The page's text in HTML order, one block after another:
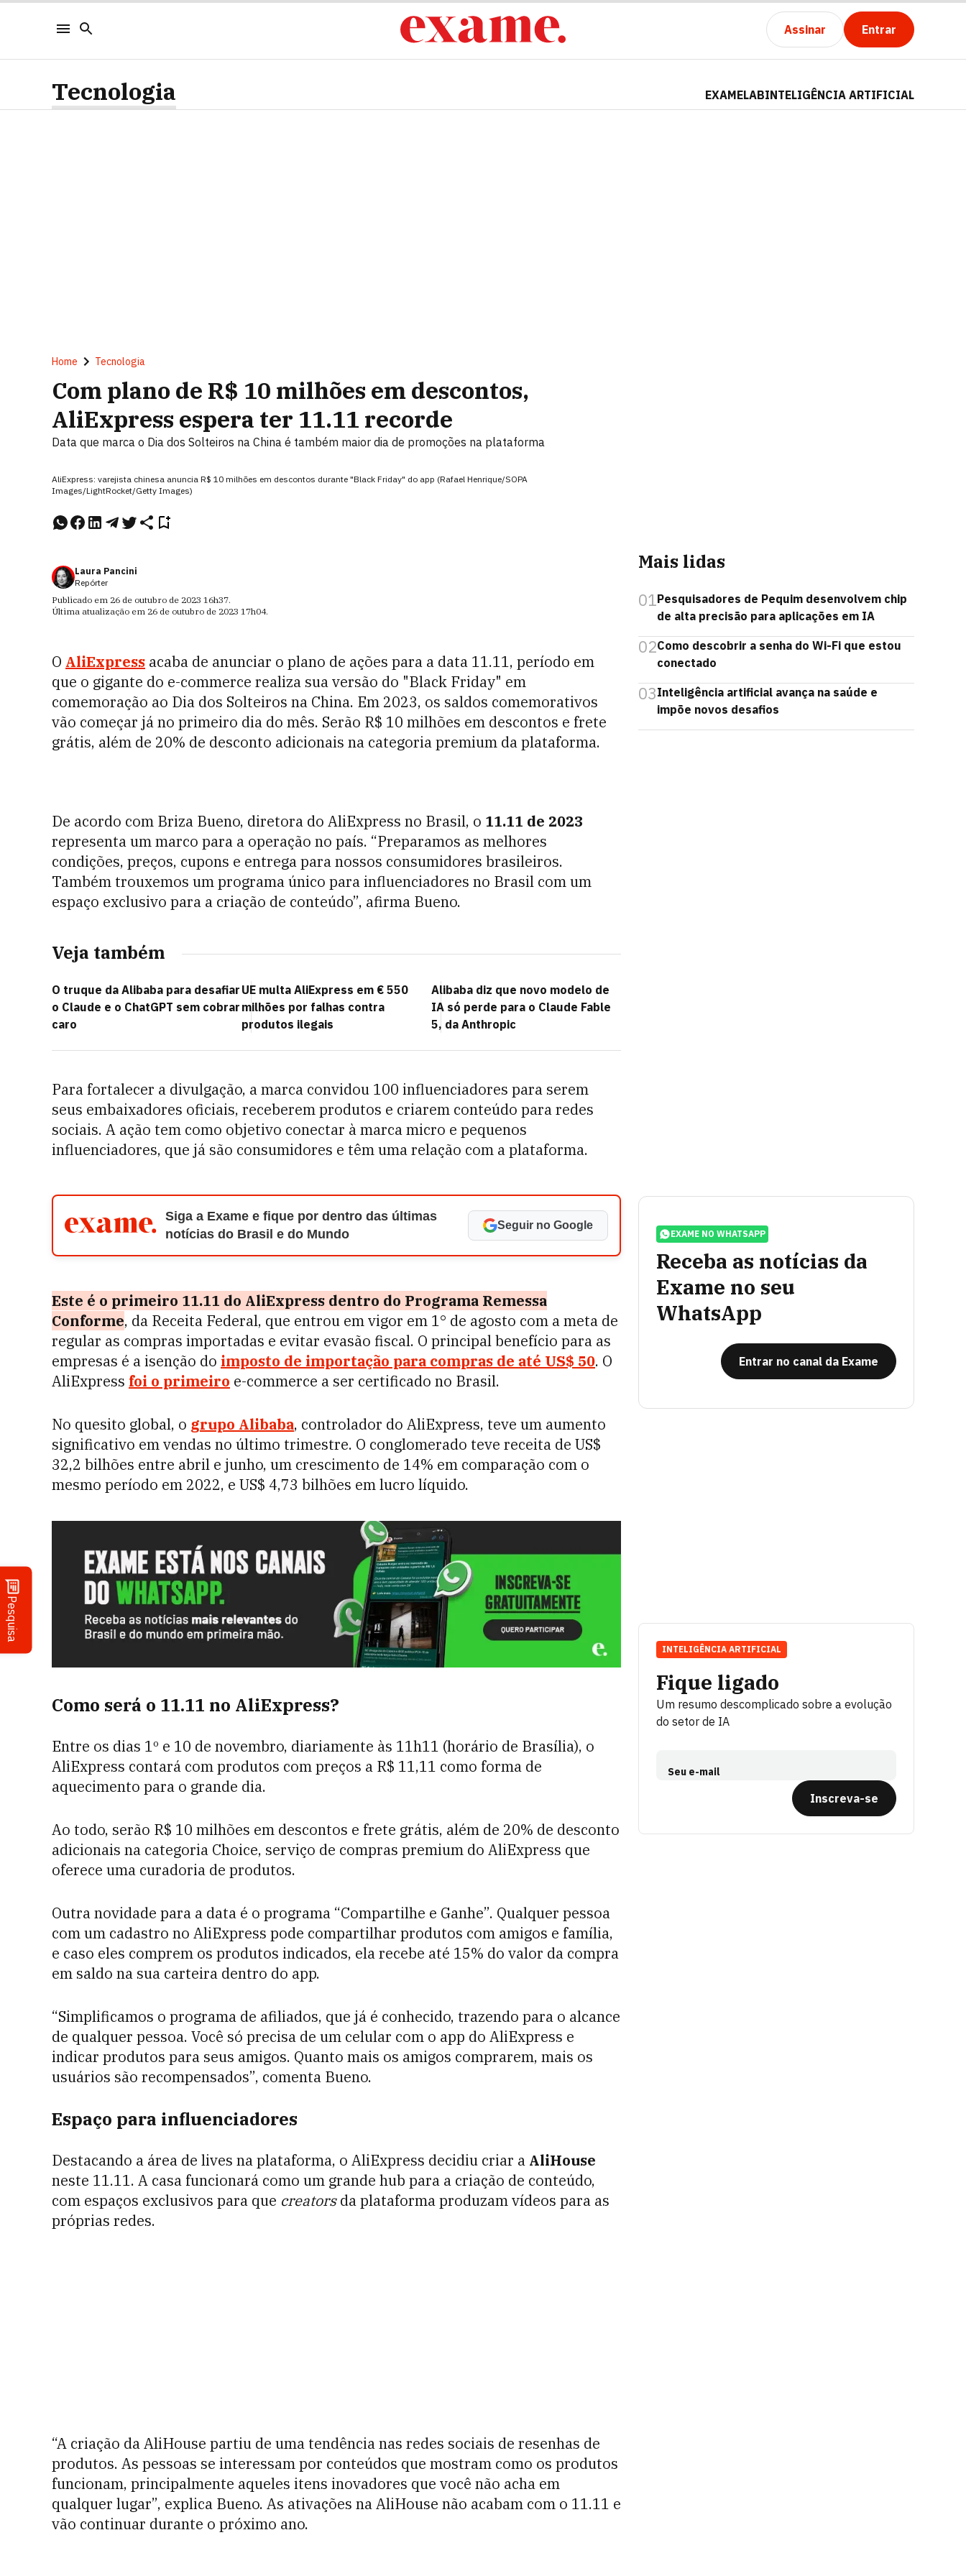
Assinar Entrar
Pesquisa
Tecnologia EXAMELABINTELIGÊNCIA ARTIFICIAL
Home Tecnologia
Com plano de R$ 10 milhões em descontos,
AliExpress espera ter 11.11 recorde
Data que marca o Dia dos Solteiros na China é também maior dia de promoções na plataforma
AliExpress: varejista chinesa anuncia R$ 10 milhões em descontos durante "Black Friday" do app (Rafael Henrique/SOPA
Images/LightRocket/Getty Images)
Laura Pancini
Repórter
Publicado em 26 de outubro de 2023 16h37.
Última atualização em 26 de outubro de 2023 17h04.
O AliExpress acaba de anunciar o plano de ações para a data 11.11, período em
que o gigante do e-commerce realiza sua versão do "Black Friday" em
comemoração ao Dia dos Solteiros na China. Em 2023, os saldos comemorativos
vão começar já no primeiro dia do mês. Serão R$ 10 milhões em descontos e frete
grátis, além de 20% de desconto adicionais na categoria premium da plataforma.
De acordo com Briza Bueno, diretora do AliExpress no Brasil, o 11.11 de 2023
representa um marco para a operação no país. “Preparamos as melhores
condições, preços, cupons e entrega para nossos consumidores brasileiros.
Também trouxemos um programa único para influenciadores no Brasil com um
espaço exclusivo para a criação de conteúdo”, afirma Bueno.
Veja também
O truque da Alibaba para desafiar
o Claude e o ChatGPT sem cobrar
caro
UE multa AliExpress em € 550
milhões por falhas contra
produtos ilegais
Alibaba diz que novo modelo de
IA só perde para o Claude Fable
5, da Anthropic
Para fortalecer a divulgação, a marca convidou 100 influenciadores para serem
seus embaixadores oficiais, receberem produtos e criarem conteúdo para redes
sociais. A ação tem como objetivo conectar à marca micro e pequenos
influenciadores, que já são consumidores e têm uma relação com a plataforma.
Siga a Exame e fique por dentro das últimas
notícias do Brasil e do Mundo
Seguir no Google
Este é o primeiro 11.11 do AliExpress dentro do Programa Remessa
Conforme, da Receita Federal, que entrou em vigor em 1° de agosto com a meta de
regular as compras importadas e evitar evasão fiscal. O principal benefício para as
empresas é a isenção do imposto de importação para compras de até US$ 50. O
AliExpress foi o primeiro e-commerce a ser certificado no Brasil.
No quesito global, o grupo Alibaba, controlador do AliExpress, teve um aumento
significativo em vendas no último trimestre. O conglomerado teve receita de US$
32,2 bilhões entre abril e junho, um crescimento de 14% em comparação com o
mesmo período em 2022, e US$ 4,73 bilhões em lucro líquido.
Como será o 11.11 no AliExpress?
Entre os dias 1º e 10 de novembro, diariamente às 11h11 (horário de Brasília), o
AliExpress contará com produtos com preços a R$ 11,11 como forma de
aquecimento para o grande dia.
Ao todo, serão R$ 10 milhões em descontos e frete grátis, além de 20% de desconto
adicionais na categoria Choice, serviço de compras premium do AliExpress que
oferece uma curadoria de produtos.
Outra novidade para a data é o programa “Compartilhe e Ganhe”. Qualquer pessoa
com um cadastro no AliExpress pode compartilhar produtos com amigos e família,
e caso eles comprem os produtos indicados, ela recebe até 15% do valor da compra
em saldo na sua carteira dentro do app.
“Simplificamos o programa de afiliados, que já é conhecido, trazendo para o alcance
de qualquer pessoa. Você só precisa de um celular com o app do AliExpress e
indicar produtos para seus amigos. Quanto mais os amigos comprarem, mais os
usuários são recompensados”, comenta Bueno.
Espaço para influenciadores
Destacando a área de lives na plataforma, o AliExpress decidiu criar a AliHouse
neste 11.11. A casa funcionará como um grande hub para a criação de conteúdo,
com espaços exclusivos para que creatorsda plataforma produzam vídeos para as
próprias redes.
“A criação da AliHouse partiu de uma tendência nas redes sociais de resenhas de
produtos. As pessoas se interessam por conteúdos que mostram como os produtos
funcionam, principalmente aqueles itens inovadores que você não acha em
qualquer lugar”, explica Bueno. As ativações na AliHouse não acabam com o 11.11 e
vão continuar durante o próximo ano.
Mais lidas
01Pesquisadores de Pequim desenvolvem chip
de alta precisão para aplicações em IA
02Como descobrir a senha do Wi-Fi que estou
conectado
03Inteligência artificial avança na saúde e
impõe novos desafios
EXAME NO WHATSAPP
Receba as notícias da
Exame no seu
WhatsApp
Entrar no canal da Exame
Fique ligado
Um resumo descomplicado sobre a evolução
do setor de IA
Seu e-mail
Inscreva-se
INTELIGÊNCIA ARTIFICIAL